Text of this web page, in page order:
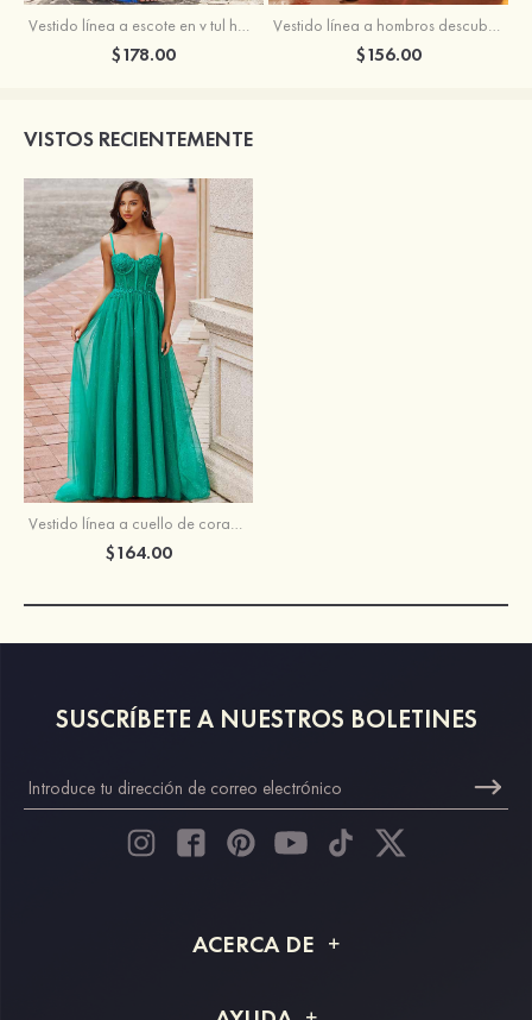
Vestido línea a escote en v tul hasta el suelo vestido de graduación
$178.00
Vestido línea a hombros descubiertos satén barrer tren vestido de graduación
$156.00
VISTOS RECIENTEMENTE
Vestido línea a cuello de corazón tul barrer tren vestido de graduación
$164.00
SUSCRÍBETE A NUESTROS BOLETINES
ACERCA DE